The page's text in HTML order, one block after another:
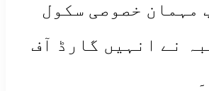
مہمان خصوصی سکول
نے انہیں گارڈ آف